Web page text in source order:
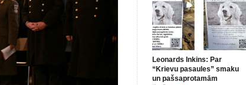
Leonards Inkins: Par
“Krievu pasaules” smaku
un pašsaprotamām